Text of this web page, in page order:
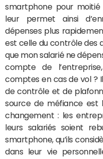
smartphone pour
leur permet ainsi
dépenses plus
est celle du contrôle des
que mon salarié ne
compte de
comptes en cas de vol ?
de contrôle et de
source de méfiance est
changement : les
leurs salariés soient
smartphone, qu’ils
dans leur vie